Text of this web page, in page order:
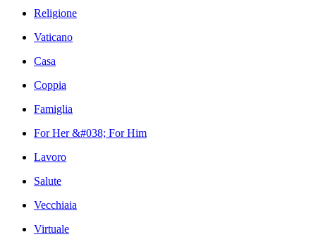
Religione
Vaticano
Casa
Coppia
Famiglia
For Her &#038; For Him
Lavoro
Salute
Vecchiaia
Virtuale